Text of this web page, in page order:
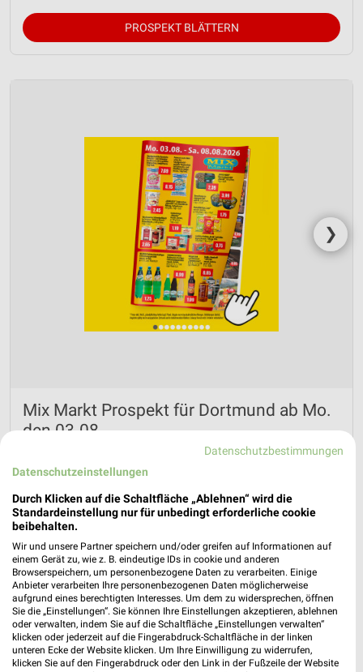
PROSPEKT BLÄTTERN
❯
Mix Markt Prospekt für Dortmund ab Mo.
den 03.08.
Datenschutzbestimmungen
Datenschutzeinstellungen
Durch Klicken auf die Schaltfläche „Ablehnen“ wird die
Standardeinstellung nur für unbedingt erforderliche cookie
beibehalten.
Wir und unsere Partner speichern und/oder greifen auf Informationen auf
einem Gerät zu, wie z. B. eindeutige IDs in cookie und anderen
Browserspeichern, um personenbezogene Daten zu verarbeiten. Einige
Anbieter verarbeiten Ihre personenbezogenen Daten möglicherweise
aufgrund eines berechtigten Interesses. Um dem zu widersprechen, öffnen
Sie die „Einstellungen“. Sie können Ihre Einstellungen akzeptieren, ablehnen
oder verwalten, indem Sie auf die Schaltfläche „Einstellungen verwalten“
klicken oder jederzeit auf die Fingerabdruck-Schaltfläche in der linken
unteren Ecke der Website klicken. Um Ihre Einwilligung zu widerrufen,
klicken Sie auf den Fingerabdruck oder den Link in der Fußzeile der Website